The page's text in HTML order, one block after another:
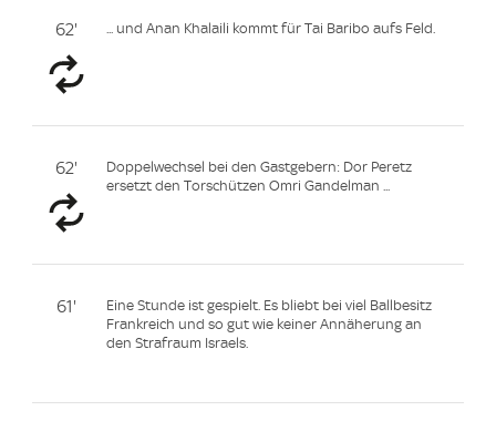
62' ... und Anan Khalaili kommt für Tai Baribo aufs Feld.
62'
Doppelwechsel bei den Gastgebern: Dor Peretz
ersetzt den Torschützen Omri Gandelman ...
61'
Eine Stunde ist gespielt. Es bliebt bei viel Ballbesitz
Frankreich und so gut wie keiner Annäherung an
den Strafraum Israels.